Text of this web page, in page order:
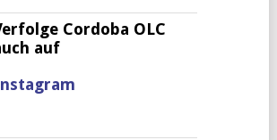
Cordoba OLC
auf